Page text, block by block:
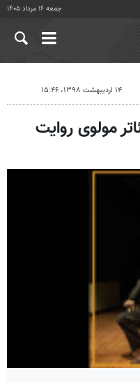
جمعه ۱۶ مرداد ۱۴۰۵
۱۴ اردیبهشت ۱۳۹۸، ۱۵:۴۶
مولوی روایت